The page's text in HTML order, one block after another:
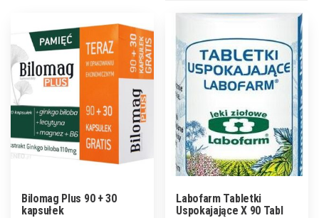
Bilomag Plus 90 + 30
kapsułek
Labofarm Tabletki
Uspokajające X 90 Tabl